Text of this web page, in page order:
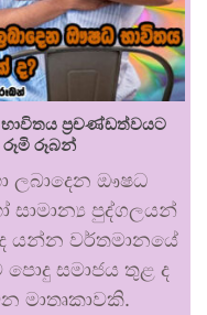
ප්‍රචණ්ඩත්වයට
රූමි රූබන්
ලබාදෙන ඖෂධ
පුද්ගලයන්
යන්න වර්තමානයේ
සමාජය තුළ ද
මාතෘකාවකි.